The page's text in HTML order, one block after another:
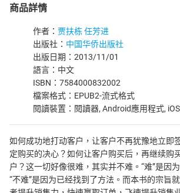
商品詳情
作者： 贾扶栋 任芳进
出版社： 中国华侨出版社
出版日期：2013/11/01
語言：中文
ISBN：7584000832002
檔案格式：EPUB2-流式格式
閱讀裝置：閱讀器, Android應用程式,
如何成功地打动客户，让客户不再犹豫地立即
定购买的决心？如何让客户购买后，再继续购
户？这一切好像很难，其实并不难。“难”是因
“不难”是因为已经找到了方法。而本书的宗旨